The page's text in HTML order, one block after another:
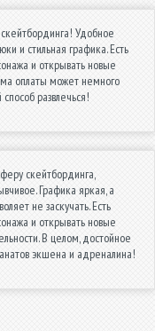
Удобное
и стильная графика. Есть
и открывать новые
оплаты может немного
развлечься!
скейтбординга,
Графика яркая, а
не заскучать. Есть
и открывать новые
В целом, достойное
экшена и адреналина!